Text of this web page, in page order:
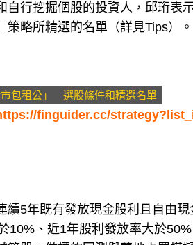
自行挖掘個股的投資人，邱珩表
策略所精選的名單（詳見Tips）。
包租公」 選股條件和精選名單
finguider.cc/
續5年既有發放現金股利且自由
10%、近1年股利發放率大於